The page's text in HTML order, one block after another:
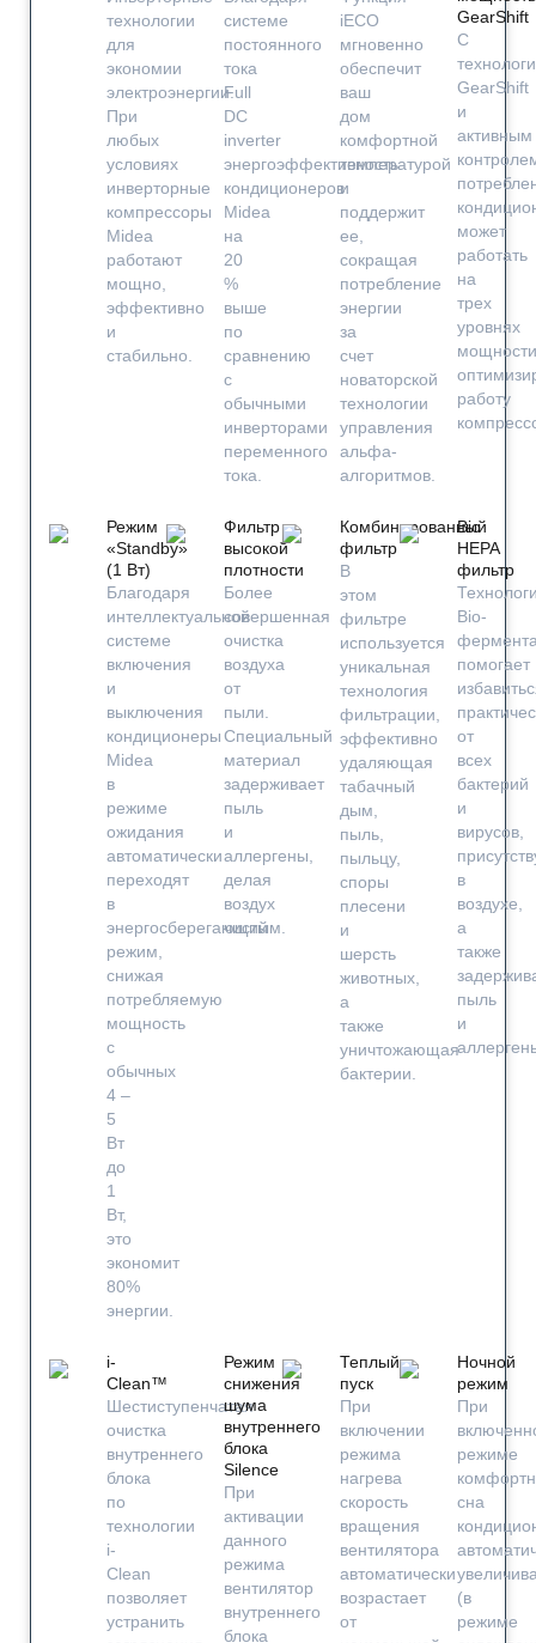
технологии
для
экономии
электроэнергии.
При
любых
условиях
инверторные
компрессоры
Midea
работают
мощно,
эффективно
и
стабильно.
системе
постоянного
тока
Full
DC
inverter
энергоэффективность
кондиционеров
Midea
на
20
%
выше
по
сравнению
с
обычными
инверторами
переменного
тока.
iECO
мгновенно
обеспечит
ваш
дом
комфортной
температурой
и
поддержит
ее,
сокращая
потребление
энергии
за
счет
новаторской
технологии
управления
альфа-
алгоритмов.
GearShift
С
GearShift
и
активным
может
работать
на
трех
уровнях
работу
Режим
«Standby»
(1 Вт)
Благодаря
интеллектуальной
системе
включения
и
выключения
кондиционеры
Midea
в
режиме
ожидания
автоматически
переходят
в
энергосберегающий
режим,
снижая
потребляемую
мощность
с
обычных
4 –
5
Вт
до
1
Вт,
это
экономит
80%
энергии.
Фильтр
высокой
плотности
Более
совершенная
очистка
воздуха
от
пыли.
Специальный
материал
задерживает
пыль
и
аллергены,
делая
воздух
чистым.
Комбинированный
фильтр
В
этом
фильтре
используется
уникальная
технология
фильтрации,
эффективно
удаляющая
табачный
дым,
пыль,
пыльцу,
споры
плесени
и
шерсть
животных,
а
также
уничтожающая
бактерии.
Bio
HEPA
фильтр
Bio-
помогает
от
всех
бактерий
и
вирусов,
в
воздухе,
а
также
пыль
и
i-
Clean™
Шестиступенчатая
очистка
внутреннего
блока
по
технологии
i-
Clean
позволяет
устранить
Режим
снижения
шума
внутреннего
блока
Silence
При
активации
данного
режима
вентилятор
внутреннего
блока
Теплый
пуск
При
включении
режима
нагрева
скорость
вращения
вентилятора
автоматически
возрастает
от
Ночной
режим
При
режиме
сна
(в
режиме